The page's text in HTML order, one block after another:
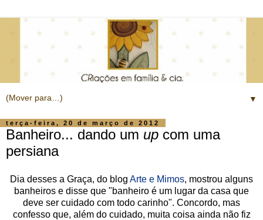
▼
terça-feira, 20 de março de 2012
Banheiro... dando um up com uma
persiana
Dia desses a Graça, do blog Arte e Mimos, mostrou alguns
banheiros e disse que "banheiro é um lugar da casa que
deve ser cuidado com todo carinho". Concordo, mas
confesso que, além do cuidado, muita coisa ainda não fiz